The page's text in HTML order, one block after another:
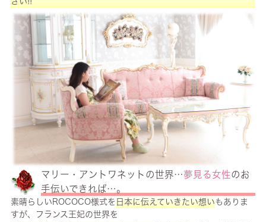
マリー・アントワネットの世界…夢見る女性のお
手伝いできれば…。
素晴らしいROCOCO様式を日本に伝えていきたい想いもありま
すが、フランス王妃の世界を